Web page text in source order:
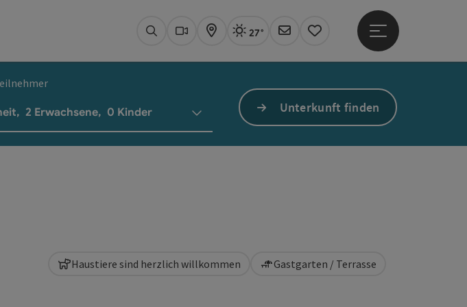
SuchenWebcams
KarteAktuelles Wetter Linz, sonnig
27°
Newsletter
Merkzettel
Hauptmenü öffnen
und Personenfelder
, 2 Erwachsene, 0 Kinder Unterkunft finden
Haustiere sind herzlich willkommen Gastgarten / Terrasse